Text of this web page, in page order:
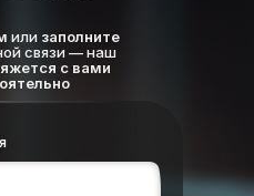
или заполните
связи — наш
с вами